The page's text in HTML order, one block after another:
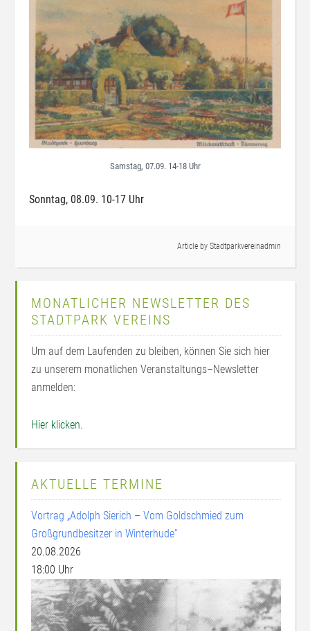
Samstag, 07.09. 14-18 Uhr
Sonntag, 08.09. 10-17 Uhr
Article by Stadtparkvereinadmin
MONATLICHER NEWSLETTER DES
STADTPARK VEREINS
Um auf dem Laufenden zu bleiben, können Sie sich hier
zu unserem monatlichen Veranstaltungs–Newsletter
anmelden:
Hier klicken.
AKTUELLE TERMINE
Vortrag „Adolph Sierich – Vom Goldschmied zum
Großgrundbesitzer in Winterhude“
20.08.2026
18:00 Uhr